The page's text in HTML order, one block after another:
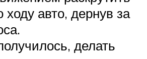
ходу авто, дернув за
делать